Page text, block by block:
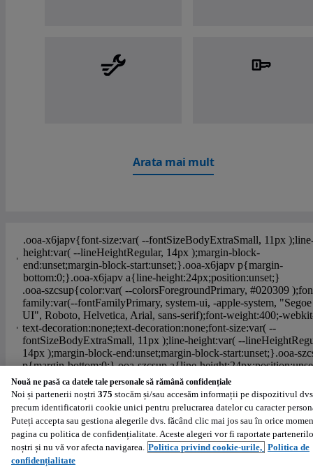
Arata mai mult
Ajutor Politica de cookies Setări cookies
Politica de confidentialitate
Regulament persoane fizice
Regulament profesionisti
Powered by:
Nouă ne pasă ca datele tale personale să rămână confidențiale
Noi și partenerii noștri 375 stocăm și/sau accesăm informații pe dispozitivul
precum identificatorii cookie unici pentru prelucrarea datelor cu caracter
Puteți accepta sau gestiona alegerile dvs. făcând clic mai jos sau în orice
pagina cu politica de confidențialitate. Aceste alegeri vor fi raportate
noștri și nu vă vor afecta navigarea. Politica privind cookie-urile, Politica de
confidențialitate